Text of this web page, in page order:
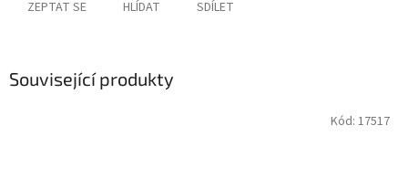
ZEPTAT SE HLÍDAT SDÍLET
Související produkty
Kód: 17517